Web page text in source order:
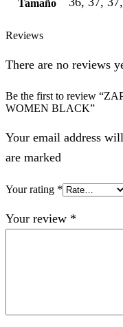
Tamaño
Reviews
There are no reviews
Be the first to review
WOMEN BLACK”
Your email address
are marked
Your rating *
Your review *